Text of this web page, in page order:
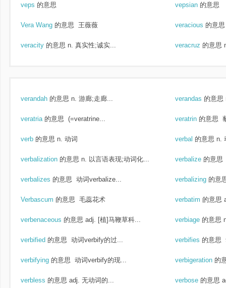
veps 的意思 vepsian 的意思
Vera Wang 的意思 王薇薇 veracious 的意思
veracity 的意思 n. 真实性;诚实... veracruz 的意思
verandah 的意思 n. 游廊;走廊... verandas 的意思
veratria 的意思 (=veratrine... veratrin 的意思
verb 的意思 n. 动词 verbal 的意思 n.
verbalization 的意思 n. 以言语表现;动词化... verbalize 的意思
verbalizes 的意思 动词verbalize... verbalizing 的意
Verbascum 的意思 毛蕊花术 verbatim 的意思
verbenaceous 的意思 adj. [植]马鞭草科... verbiage 的意思
verbified 的意思 动词verbify的过... verbifies 的意思
verbifying 的意思 动词verbify的现... verbigeration 的
verbless 的意思 adj. 无动词的... verbose 的意思